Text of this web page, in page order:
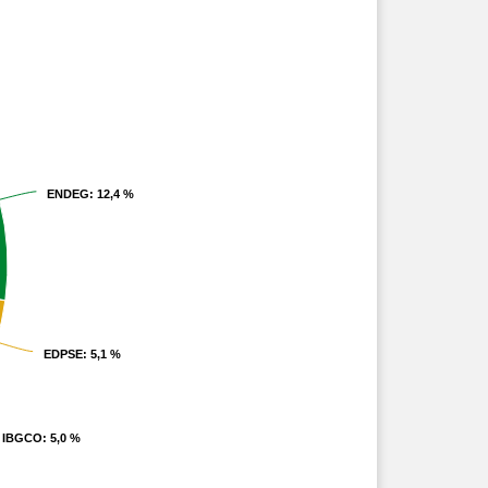
ENDEG: 12,4 %
ENDEG: 12,4 %
EDPSE: 5,1 %
EDPSE: 5,1 %
IBGCO: 5,0 %
IBGCO: 5,0 %